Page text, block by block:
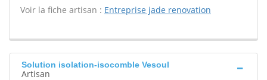
Voir la fiche artisan : Entreprise jade renovation
Solution isolation-isocomble Vesoul
Artisan